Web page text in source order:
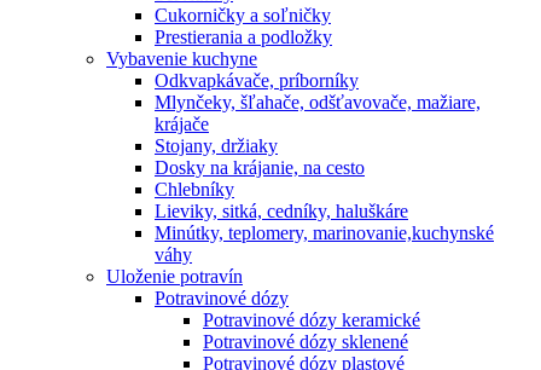
Cukorničky a soľničky
Prestierania a podložky
Vybavenie kuchyne
Odkvapkávače, príborníky
Mlynčeky, šľahače, odšťavovače, mažiare,
krájače
Stojany, držiaky
Dosky na krájanie, na cesto
Chlebníky
Lieviky, sitká, cedníky, haluškáre
Minútky, teplomery, marinovanie,kuchynské
váhy
Uloženie potravín
Potravinové dózy
Potravinové dózy keramické
Potravinové dózy sklenené
Potravinové dózy plastové